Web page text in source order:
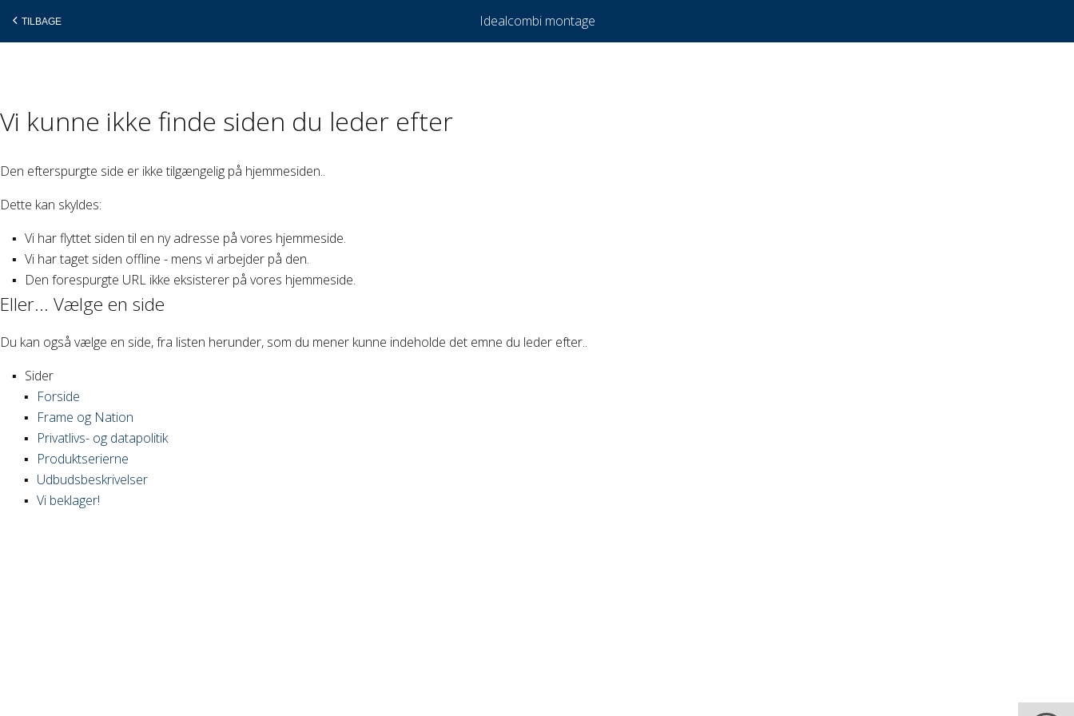
Gå
til
TILBAGE Idealcombi montage
Vi kunne ikke finde siden du leder efter
Den efterspurgte side er ikke tilgængelig på hjemmesiden..
Dette kan skyldes:
Vi har flyttet siden til en ny adresse på vores hjemmeside.
Vi har taget siden offline - mens vi arbejder på den.
Den forespurgte URL ikke eksisterer på vores hjemmeside.
Eller... Vælge en side
Du kan også vælge en side, fra listen herunder, som du mener kunne indeholde det emne du leder efter..
Sider
Forside
Frame og Nation
Privatlivs- og datapolitik
Produktserierne
Udbudsbeskrivelser
Vi beklager!